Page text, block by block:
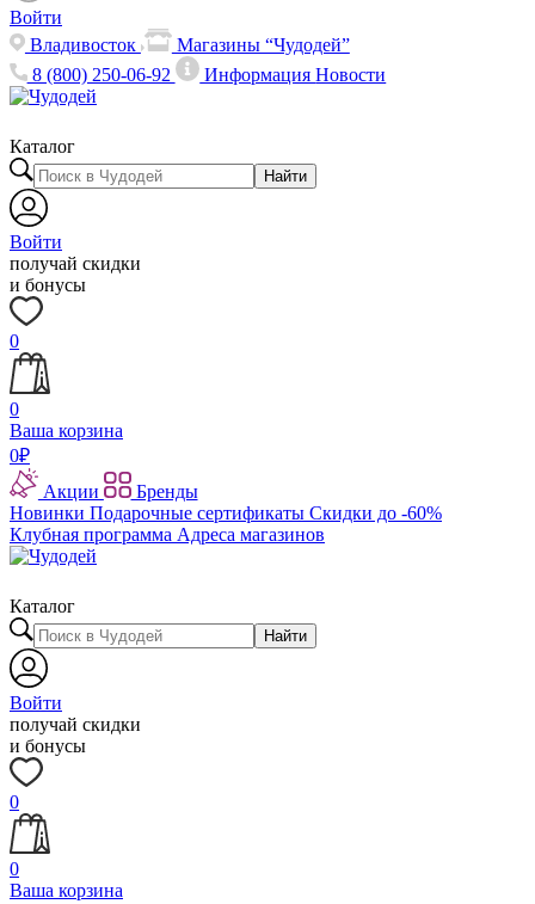
Войти
Владивосток
Магазины “Чудодей”
8 (800) 250-06-92
ИнформацияНовости
Каталог
Найти
Войти
получай скидки
и бонусы
0
0
Ваша корзина
0₽
Акции
Бренды
Новинки Подарочные сертификаты Скидки до -60%
Клубная программа Адреса магазинов
Каталог
Найти
Войти
получай скидки
и бонусы
0
0
Ваша корзина